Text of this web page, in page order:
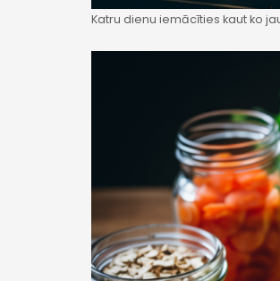
Katru dienu iemācīties kaut ko